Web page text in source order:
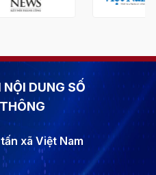
DUNG SỐ
xã Việt Nam